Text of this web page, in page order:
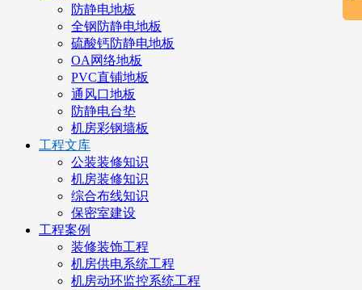
防静电地板
全钢防静电地板
硫酸钙防静电地板
OA网络地板
PVC直铺地板
通风口地板
防静电台垫
机房彩钢墙板
工程文库
公装装修知识
机房装修知识
综合布线知识
保密室建设
工程案例
装修装饰工程
机房供电系统工程
机房动环监控系统工程